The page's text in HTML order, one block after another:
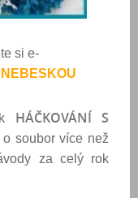
si e-
HÁČKOVÁNÍ S
soubor více než
za celý rok